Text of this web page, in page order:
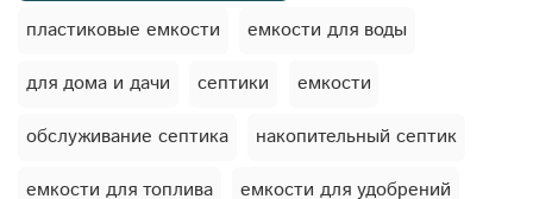
пластиковые емкости
емкости для воды
для дома и дачи
септики
емкости
обслуживание септика
накопительный септик
емкости для топлива
емкости для удобрений